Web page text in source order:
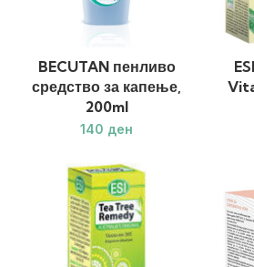
BECUTAN пенливо
средство за капење,
200ml
ден